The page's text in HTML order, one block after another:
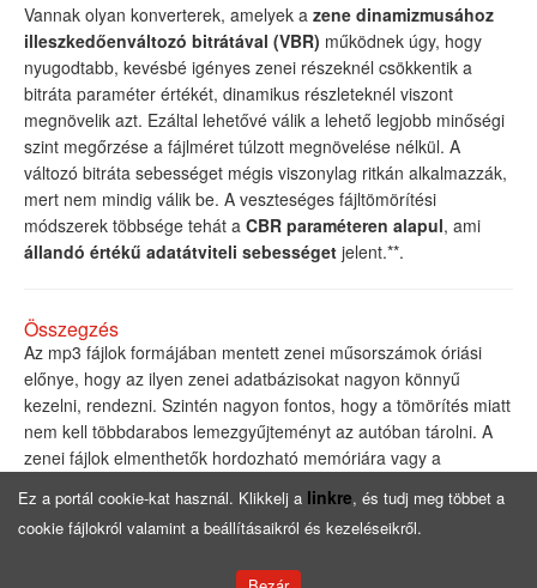
Vannak olyan konverterek, amelyek a zene dinamizmusához
illeszkedőenváltozó bitrátával (VBR) működnek úgy, hogy
nyugodtabb, kevésbé igényes zenei részeknél csökkentik a
bitráta paraméter értékét, dinamikus részleteknél viszont
megnövelik azt. Ezáltal lehetővé válik a lehető legjobb minőségi
szint megőrzése a fájlméret túlzott megnövelése nélkül. A
változó bitráta sebességet mégis viszonylag ritkán alkalmazzák,
mert nem mindig válik be. A veszteséges fájltömörítési
módszerek többsége tehát a CBR paraméteren alapul, ami
állandó értékű adatátviteli sebességet jelent.**.
Összegzés
Az mp3 fájlok formájában mentett zenei műsorszámok óriási
előnye, hogy az ilyen zenei adatbázisokat nagyon könnyű
kezelni, rendezni. Szintén nagyon fontos, hogy a tömörítés miatt
nem kell többdarabos lemezgyűjteményt az autóban tárolni. A
zenei fájlok elmenthetők hordozható memóriára vagy a
szoftverekkel egyszerűen el lehet végezni.
Ez a portál cookie-kat használ. Klikkelj a linkre, és tudj meg többet a
cookie fájlokról valamint a beállításaikról és kezeléseikről.